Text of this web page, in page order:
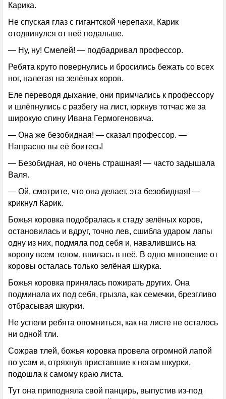
Карика.
Не спуская глаз с гигантской черепахи, Карик
отодвинулся от неё подальше.
— Ну, ну! Смелей! — подбадривал профессор.
Ребята круто повернулись и бросились бежать со всех
ног, налетая на зелёных коров.
Еле переводя дыхание, они примчались к профессору
и шлёпнулись с разбегу на лист, юркнув тотчас же за
широкую спину Ивана Гермогеновича.
— Она же безобидная! — сказал профессор. —
Напрасно вы её боитесь!
— Безобидная, но очень страшная! — часто задышала
Валя.
— Ой, смотрите, что она делает, эта безобидная! —
крикнул Карик.
Божья коровка подобралась к стаду зелёных коров,
остановилась и вдруг, точно лев, сшибла ударом лапы
одну из них, подмяла под себя и, навалившись на
корову всем телом, впилась в неё. В одно мгновение от
коровы осталась только зелёная шкурка.
Божья коровка принялась пожирать других. Она
подминала их под себя, грызла, как семечки, брезгливо
отбрасывая шкурки.
Не успели ребята опомниться, как на листе не осталось
ни одной тли.
Сожрав тлей, божья коровка провела огромной лапой
по усам и, отряхнув приставшие к ногам шкурки,
подошла к самому краю листа.
Тут она приподняла свой панцирь, выпустив из-под